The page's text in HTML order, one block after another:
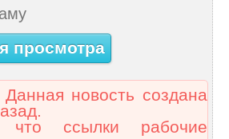
просмотра
Данная новость создана
что ссылки рабочие